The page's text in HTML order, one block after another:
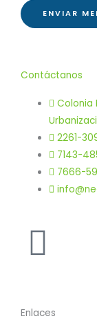
ENVIAR
Contáctanos
Colonia
2261-
7143-
7666-
Enlaces